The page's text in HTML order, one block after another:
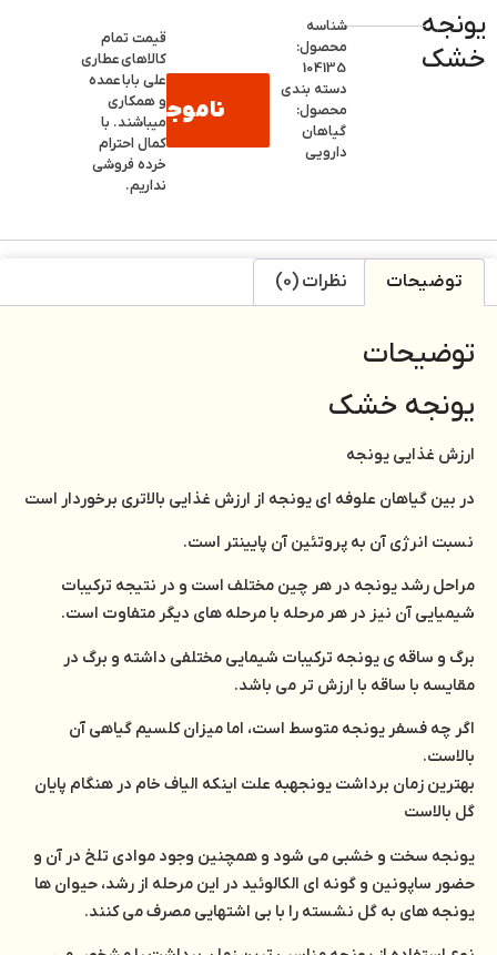
یونجه
خشک
شناسه
محصول:
104135
دسته بندی
محصول:
گیاهان
دارویی
ناموجود
قیمت تمام
کالاهایعطاری
علی باباعمده
و همکاری
میباشند. با
کمال احترام
خرده فروشی
نداریم.
توضیحات نظرات (0)
توضیحات
یونجه خشک
ارزش غذایی یونجه
در بین گیاهان علوفه ای یونجه از ارزش غذایی بالاتری برخوردار است
نسبت انرژی آن به پروتئین آن پایینتر است.
مراحل رشد یونجه در هر چین مختلف است و در نتیجه ترکیبات
شیمیایی آن نیز در هر مرحله با مرحله های دیگر متفاوت است.
برگ و ساقه ی یونجه ترکیبات شیمایی مختلفی داشته و برگ در
مقایسه با ساقه با ارزش تر می باشد.
اگر چه فسفر یونجه متوسط است، اما میزان کلسیم گیاهی آن
بالاست.
بهترین زمان برداشت یونجهبه علت اینکه الیاف خام در هنگام پایان
گل بالاست
یونجه سخت و خشبی می شود و همچنین وجود موادی تلخ در آن و
حضور ساپونین و گونه ای الکالوئید در این مرحله از رشد، حیوان ها
یونجه های به گل نشسته را با بی اشتهایی مصرف می کنند.